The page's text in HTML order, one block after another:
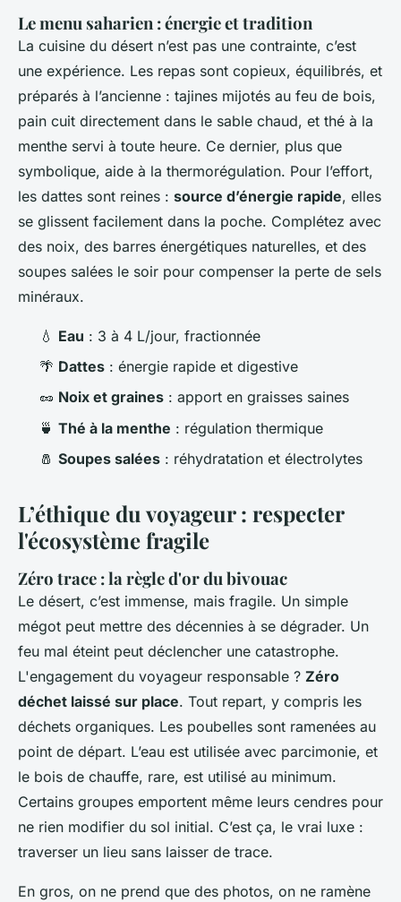
Le menu saharien : énergie et tradition
La cuisine du désert n’est pas une contrainte, c’est
une expérience. Les repas sont copieux, équilibrés, et
préparés à l’ancienne : tajines mijotés au feu de bois,
pain cuit directement dans le sable chaud, et thé à la
menthe servi à toute heure. Ce dernier, plus que
symbolique, aide à la thermorégulation. Pour l’effort,
les dattes sont reines : source d’énergie rapide, elles
se glissent facilement dans la poche. Complétez avec
des noix, des barres énergétiques naturelles, et des
soupes salées le soir pour compenser la perte de sels
minéraux.
💧 Eau : 3 à 4 L/jour, fractionnée
🌴 Dattes : énergie rapide et digestive
🥜 Noix et graines : apport en graisses saines
🍵 Thé à la menthe : régulation thermique
🧂 Soupes salées : réhydratation et électrolytes
L’éthique du voyageur : respecter
l'écosystème fragile
Zéro trace : la règle d'or du bivouac
Le désert, c’est immense, mais fragile. Un simple
mégot peut mettre des décennies à se dégrader. Un
feu mal éteint peut déclencher une catastrophe.
L'engagement du voyageur responsable ? Zéro
déchet laissé sur place. Tout repart, y compris les
déchets organiques. Les poubelles sont ramenées au
point de départ. L’eau est utilisée avec parcimonie, et
le bois de chauffe, rare, est utilisé au minimum.
Certains groupes emportent même leurs cendres pour
ne rien modifier du sol initial. C’est ça, le vrai luxe :
traverser un lieu sans laisser de trace.
En gros, on ne prend que des photos, on ne ramène